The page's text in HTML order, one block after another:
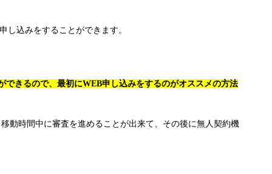
し込みをすることができます。
きるので、最初にWEB申し込みをするのがオススメの方法
動時間中に審査を進めることが出来て、その後に無人契約機